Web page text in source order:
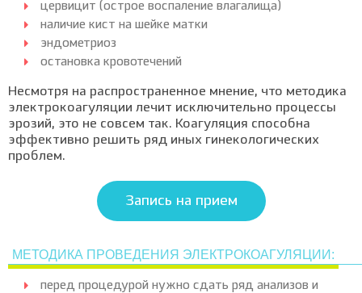
цервицит (острое воспаление влагалища)
наличие кист на шейке матки
эндометриоз
остановка кровотечений
Несмотря на распространенное мнение, что методика
электрокоагуляции лечит исключительно процессы
эрозий, это не совсем так. Коагуляция способна
эффективно решить ряд иных гинекологических
проблем.
Запись на прием
МЕТОДИКА ПРОВЕДЕНИЯ ЭЛЕКТРОКОАГУЛЯЦИИ:
перед процедурой нужно сдать ряд анализов и